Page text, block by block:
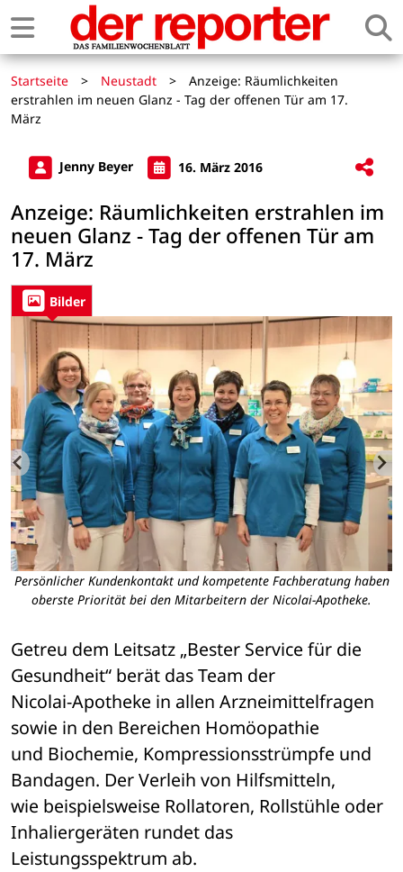
Startseite > Neustadt >
Anzeige: Räumlichkeiten
erstrahlen im neuen Glanz - Tag der offenen Tür am 17.
März
Jenny Beyer 16. März 2016
Anzeige: Räumlichkeiten erstrahlen im
neuen Glanz - Tag der offenen Tür am
17. März
Bilder
Persönlicher Kundenkontakt und kompetente Fachberatung haben
oberste Priorität bei den Mitarbeitern der Nicolai-Apotheke.
Getreu dem Leitsatz „Bester Service für die
Gesundheit“ berät das Team der
Nicolai-Apotheke in allen Arzneimittelfragen
sowie in den Bereichen Homöopathie
und Biochemie, Kompressionsstrümpfe und
Bandagen. Der Verleih von Hilfsmitteln,
wie beispielsweise Rollatoren, Rollstühle oder
Inhaliergeräten rundet das
Leistungsspektrum ab.